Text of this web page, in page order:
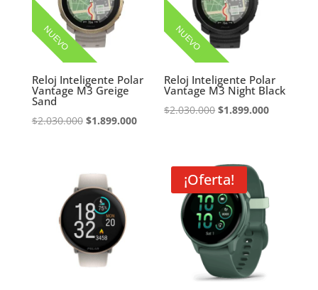
NUEVO
Reloj Inteligente Polar
Vantage M3 Greige
Sand
$2.030.000 El
era:
$2.030.000.
$1.899.000El
$1.899.000.
NUEVO
Reloj Inteligente Polar
Vantage M3 Night Black
$2.030.000 El
era:
$2.030.000.
$1.899.000El
¡Oferta!